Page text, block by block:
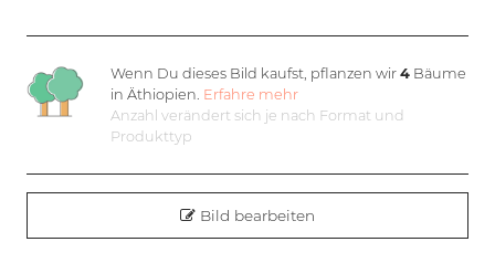
Wenn Du dieses Bild kaufst, pflanzen wir4 Bäume
in Äthiopien. Erfahre mehr
Anzahl verändert sich je nach Format und
Produkttyp
Bild bearbeiten